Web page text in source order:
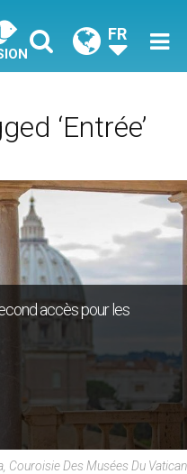
FR
‘entrée’
accès pour les
Couroisie Des Musées Du Vatican